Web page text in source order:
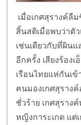
เมื่อเกศสุรางค์ลื
สิ้นสติเมื่อพบว่าตั
เช่นเดียวกับที่ผิน
อีกครั้ง เสียงร้อง
เรือนไทยแห่กันเ
คนมองเกศสุราง
ชั่วร้าย เกศสุราง
หญิงการะเกด แต่